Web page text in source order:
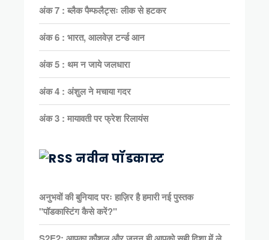
अंक 7 : ब्लैक पैम्फलैट्सः लीक से हटकर
अंक 6 : भारत, आलवेज़ टर्न्ड आन
अंक 5 : थम न जाये जलधारा
अंक 4 : अंशुल ने मचाया गदर
अंक 3 : मायावती पर फ्रेश रिलायंस
नवीन पॉडकास्ट
अनुभवों की बुनियाद परः हाज़िर है हमारी नई पुस्तक
"पॉडकास्टिंग कैसे करें?"